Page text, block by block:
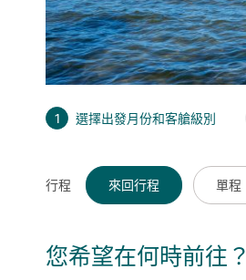
1 選擇出發月份和客艙級別
行程 來回行程 單程
您希望在何時前往？